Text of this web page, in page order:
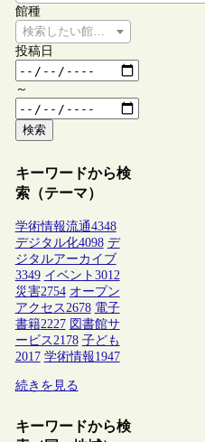
館種
検索したい館種を選択してください
投稿日
～
検索
キーワードから検
索（テーマ）
学術情報流通4348
デジタル化4098 デ
ジタルアーカイブ
3349 イベント 3012
災害2754 オープン
アクセス 2678 電子
書籍2227 図書館サ
ービス 2178 子ども
2017 学術情報1947
続きを見る
キーワードから検